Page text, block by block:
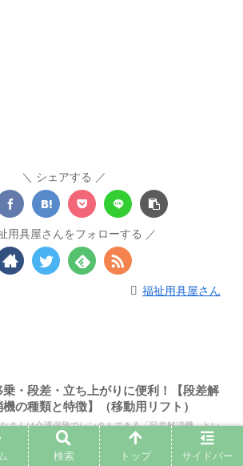
シェアする
用具屋さんをフォローする
福祉用具屋さん
乗・段差・立ち上がりに便利！【段差解
機の種類と特徴】（移動用リフト）
さんは介護保険でレンタルできる「段差解消機」とい
目があるのをご存じでしょうか？この記事では段差解
機の種類や特徴について詳しくご紹介しています。段差
検索 トップ サイドバー